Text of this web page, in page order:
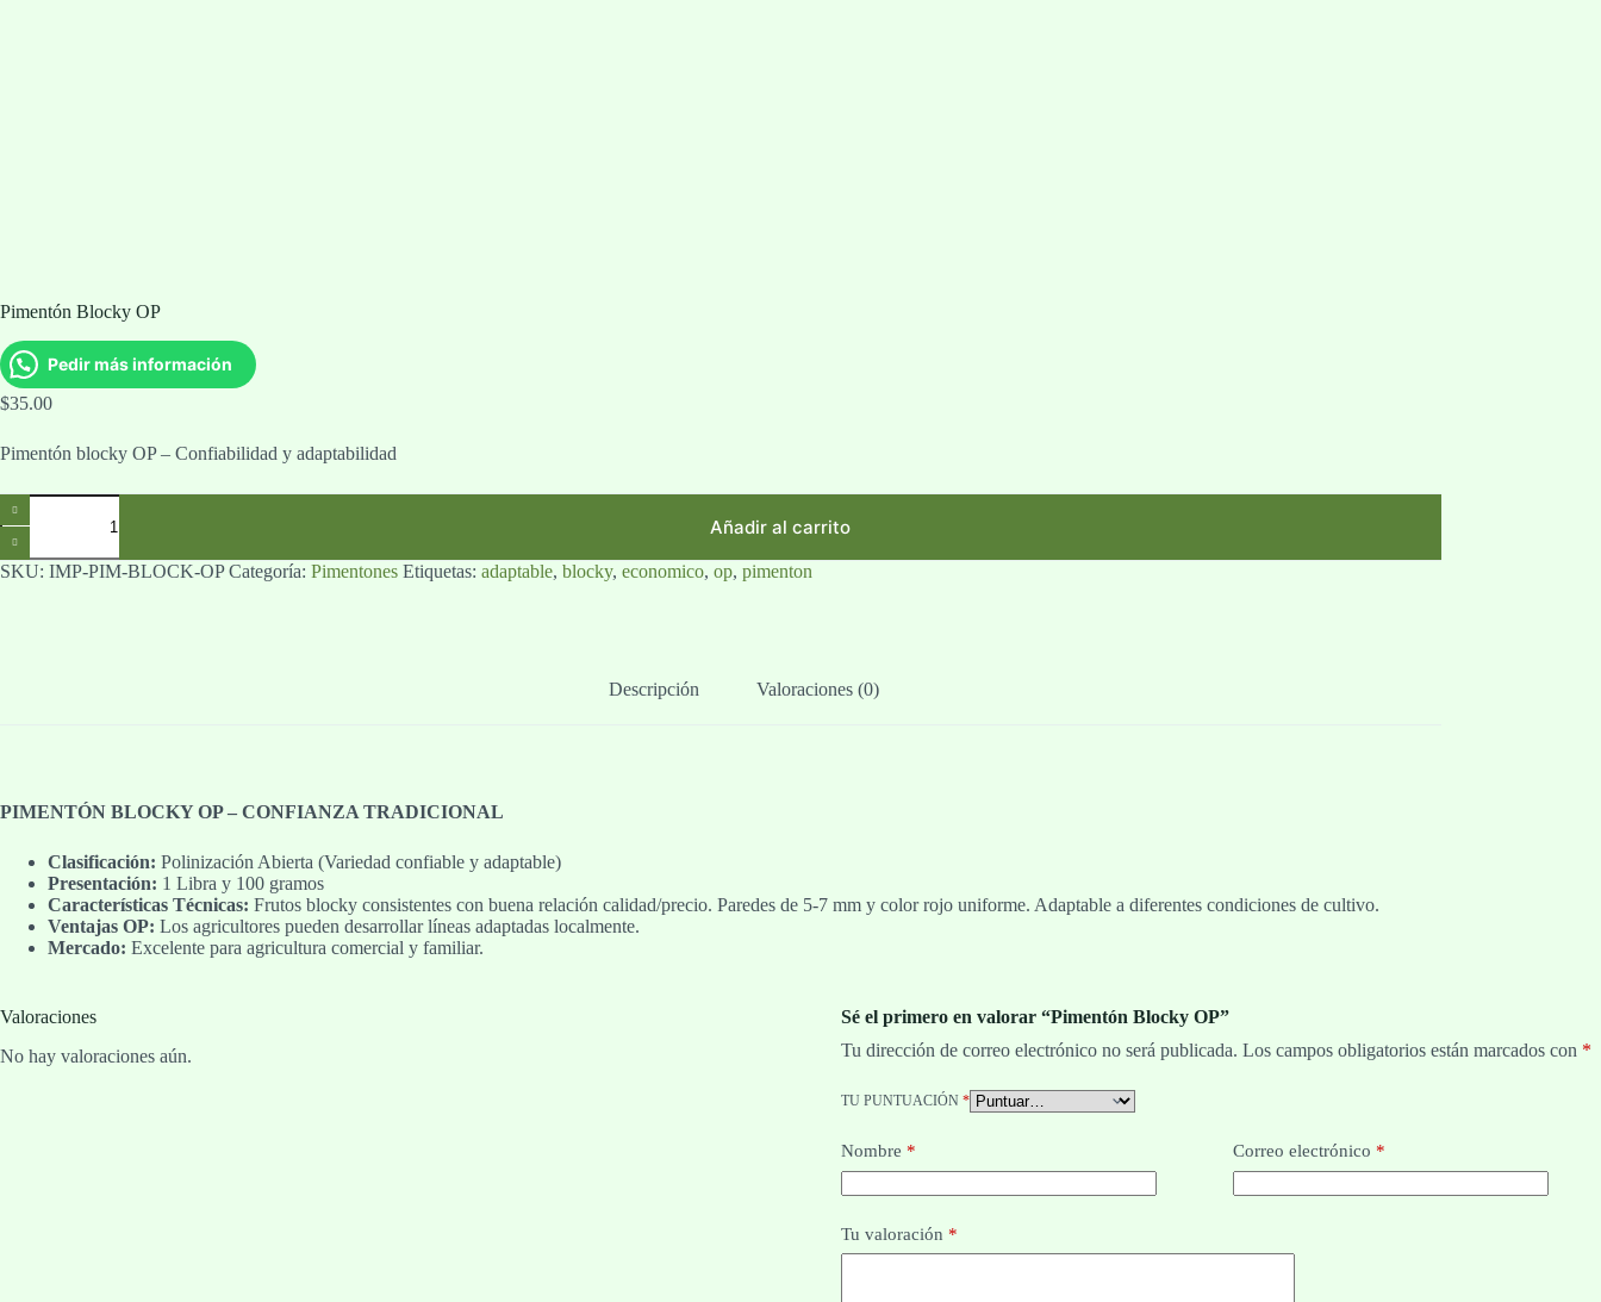
Pimentón Blocky OP
Pedir más información
$35.00
Pimentón blocky OP – Confiabilidad y adaptabilidad
Pimentón
Blocky
OP
cantidad
Añadir al carrito
SKU: IMP-PIM-BLOCK-OP Categoría: Pimentones Etiquetas: adaptable, blocky, economico, op, pimenton
Descripción Valoraciones (0)
PIMENTÓN BLOCKY OP – CONFIANZA TRADICIONAL
Clasificación: Polinización Abierta (Variedad confiable y adaptable)
Presentación: 1 Libra y 100 gramos
Características Técnicas: Frutos blocky consistentes con buena relación calidad/precio. Paredes de 5-7 mm y color rojo uniforme. Adaptable a diferentes condiciones de cultivo.
Ventajas OP: Los agricultores pueden desarrollar líneas adaptadas localmente.
Mercado: Excelente para agricultura comercial y familiar.
Valoraciones
No hay valoraciones aún.
Sé el primero en valorar “Pimentón Blocky OP”
Tu dirección de correo electrónico no será publicada. Los campos obligatorios están marcados con *
TU PUNTUACIÓN *
Nombre * Correo electrónico *
Tu valoración *